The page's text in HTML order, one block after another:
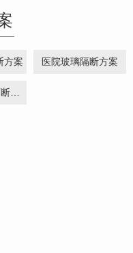
方案 医院玻璃隔断方案
事业单位玻璃隔断方案